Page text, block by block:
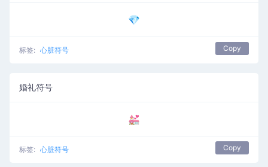
💎
标签: 心脏符号 Copy
婚礼符号
💒
标签: 心脏符号 Copy